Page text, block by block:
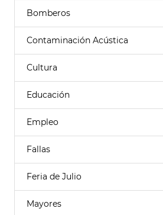
Bomberos
Contaminación Acústica
Cultura
Educación
Empleo
Fallas
Feria de Julio
Mayores